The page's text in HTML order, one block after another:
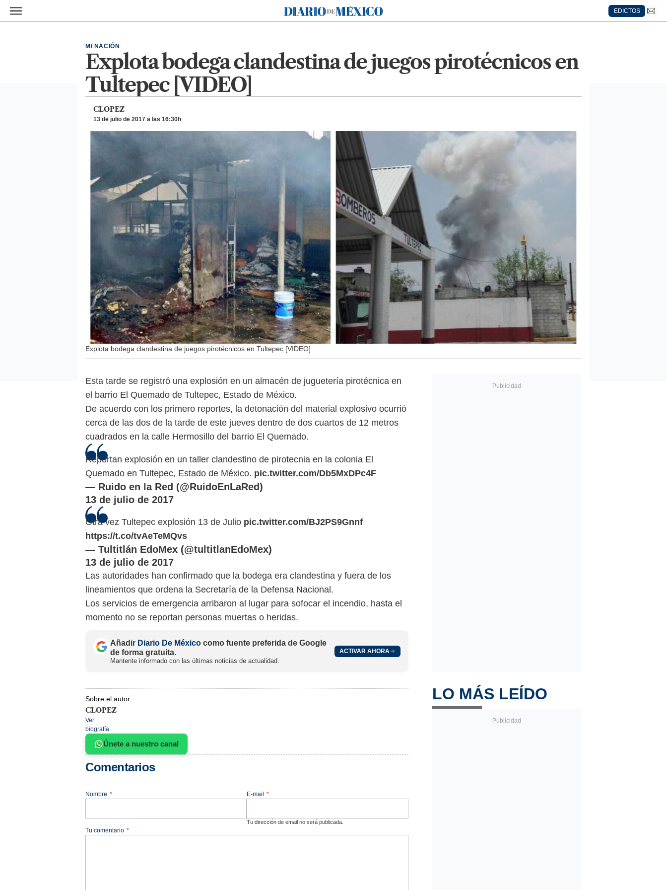
Ir al contenido principal
Diario de México
EDICTOS
Explota bodega clandestina de juegos pirotécnicos en
Tultepec [VIDEO]
MI NACIÓN
CLOPEZ
13 de julio de 2017 a las 16:30h
Explota bodega clandestina de juegos pirotécnicos en Tultepec [VIDEO]
Esta tarde se registró una explosión en un almacén de juguetería pirotécnica en
el barrio El Quemado de Tultepec, Estado de México.
De acuerdo con los primero reportes, la detonación del material explosivo ocurrió
cerca de las dos de la tarde de este jueves dentro de dos cuartos de 12 metros
cuadrados en la calle Hermosillo del barrio El Quemado.
Reportan explosión en un taller clandestino de pirotecnia en la colonia El
Quemado en Tultepec, Estado de México. pic.twitter.com/Db5MxDPc4F
— Ruido en la Red (@RuidoEnLaRed)
13 de julio de 2017
Otra vez Tultepec explosión 13 de Julio pic.twitter.com/BJ2PS9Gnnf
https://t.co/tvAeTeMQvs
— Tultitlán EdoMex (@tultitlanEdoMex)
13 de julio de 2017
Las autoridades han confirmado que la bodega era clandestina y fuera de los
lineamientos que ordena la Secretaría de la Defensa Nacional.
Los servicios de emergencia arribaron al lugar para sofocar el incendio, hasta el
momento no se reportan personas muertas o heridas.
Añadir Diario De México como fuente preferida de Google
de forma gratuita.
Mantente informado con las últimas noticias de actualidad.
ACTIVAR AHORA
Sobre el autor
CLOPEZ
Ver
biografía
Únete a nuestro canal
Comentarios
Nombre * E-mail *
Tu dirección de email no será publicada.
Tu comentario *
LO MÁS LEÍDO